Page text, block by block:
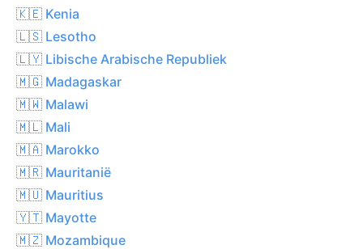
🇰🇪 Kenia
🇱🇸 Lesotho
🇱🇾 Libische Arabische Republiek
🇲🇬 Madagaskar
🇲🇼 Malawi
🇲🇱 Mali
🇲🇦 Marokko
🇲🇷 Mauritanië
🇲🇺 Mauritius
🇾🇹 Mayotte
🇲🇿 Mozambique